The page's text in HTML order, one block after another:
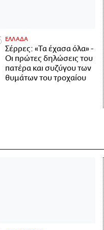
ΕΛΛΑΔΑ
Σέρρες: «Τα έχασα όλα» -
Οι πρώτες δηλώσεις του
πατέρα και συζύγου των
θυμάτων του τροχαίου